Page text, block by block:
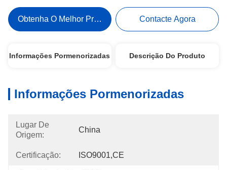
Obtenha O Melhor Preço Contacte Agora
Informações Pormenorizadas Descrição Do Produto
Informações Pormenorizadas
Lugar De
Origem:
China
Certificação: ISO9001,CE